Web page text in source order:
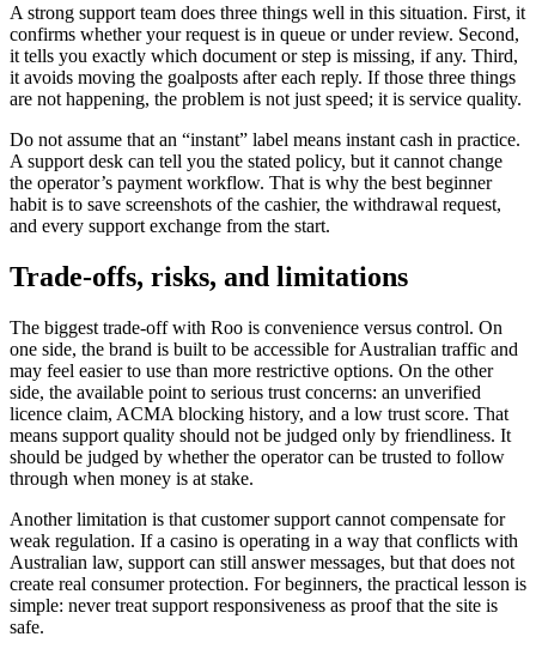
A strong support team does three things well in this situation. First, it
confirms whether your request is in queue or under review. Second,
it tells you exactly which document or step is missing, if any. Third,
it avoids moving the goalposts after each reply. If those three things
are not happening, the problem is not just speed; it is service quality.
Do not assume that an “instant” label means instant cash in practice.
A support desk can tell you the stated policy, but it cannot change
the operator’s payment workflow. That is why the best beginner
habit is to save screenshots of the cashier, the withdrawal request,
and every support exchange from the start.
Trade-offs, risks, and limitations
The biggest trade-off with Roo is convenience versus control. On
one side, the brand is built to be accessible for Australian traffic and
may feel easier to use than more restrictive options. On the other
side, the available point to serious trust concerns: an unverified
licence claim, ACMA blocking history, and a low trust score. That
means support quality should not be judged only by friendliness. It
should be judged by whether the operator can be trusted to follow
through when money is at stake.
Another limitation is that customer support cannot compensate for
weak regulation. If a casino is operating in a way that conflicts with
Australian law, support can still answer messages, but that does not
create real consumer protection. For beginners, the practical lesson is
simple: never treat support responsiveness as proof that the site is
safe.